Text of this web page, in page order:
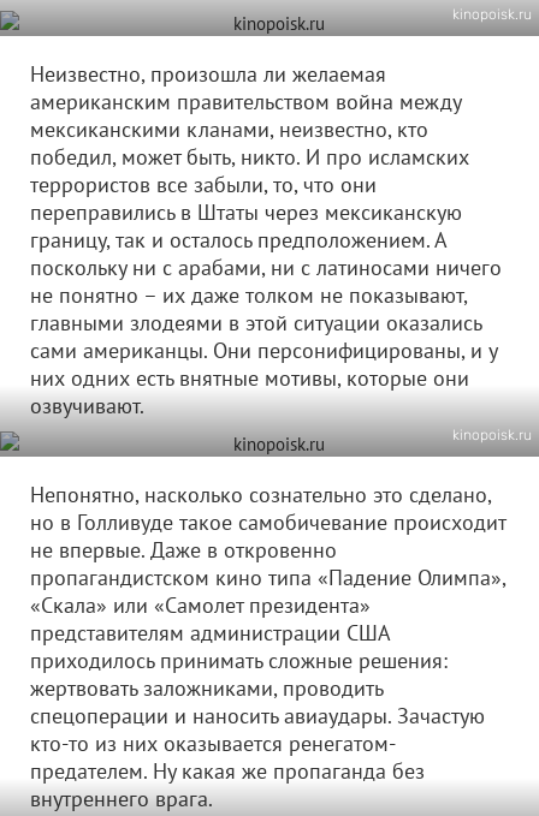
kinopoisk.ru
Неизвестно, произошла ли желаемая
американским правительством война между
мексиканскими кланами, неизвестно, кто
победил, может быть, никто. И про исламских
террористов все забыли, то, что они
переправились в Штаты через мексиканскую
границу, так и осталось предположением. А
поскольку ни с арабами, ни с латиносами ничего
не понятно – их даже толком не показывают,
главными злодеями в этой ситуации оказались
сами американцы. Они персонифицированы, и у
них одних есть внятные мотивы, которые они
озвучивают.
kinopoisk.ru
Непонятно, насколько сознательно это сделано,
но в Голливуде такое самобичевание происходит
не впервые. Даже в откровенно
пропагандистском кино типа «Падение Олимпа»,
«Скала» или «Самолет президента»
представителям администрации США
приходилось принимать сложные решения:
жертвовать заложниками, проводить
спецоперации и наносить авиаудары. Зачастую
кто-то из них оказывается ренегатом-
предателем. Ну какая же пропаганда без
внутреннего врага.